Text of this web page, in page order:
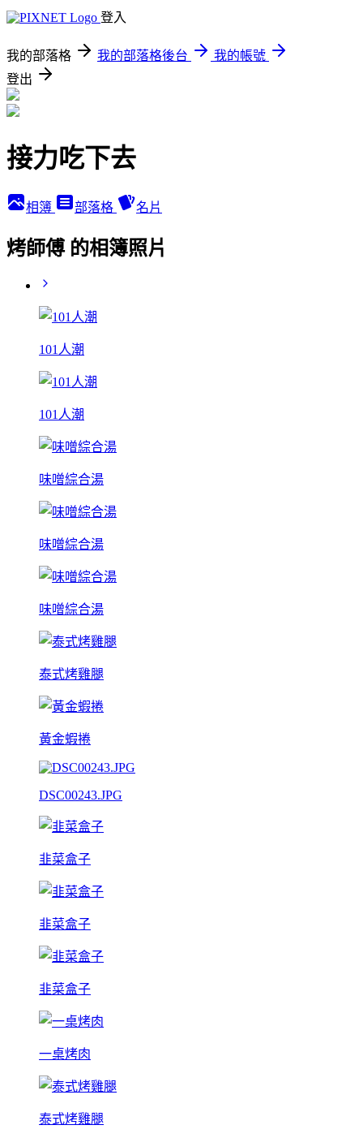
登入
我的部落格 我的部落格後台
我的帳號
登出
接力吃下去
相簿 部落格 名片
烤師傅 的相簿照片
101人潮
101人潮
味噌綜合湯
味噌綜合湯
味噌綜合湯
泰式烤雞腿
黃金蝦捲
DSC00243.JPG
韭菜盒子
韭菜盒子
韭菜盒子
一桌烤肉
泰式烤雞腿